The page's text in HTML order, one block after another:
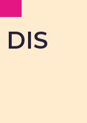
DIS